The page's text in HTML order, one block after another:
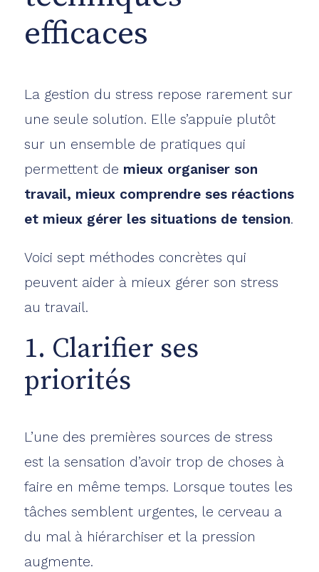
efficaces
La gestion du stress repose rarement sur
une seule solution. Elle s’appuie plutôt
sur un ensemble de pratiques qui
permettent de mieux organiser son
travail, mieux comprendre ses réactions
et mieux gérer les situations de tension.
Voici sept méthodes concrètes qui
peuvent aider à mieux gérer son stress
au travail.
1. Clarifier ses
priorités
L’une des premières sources de stress
est la sensation d’avoir trop de choses à
faire en même temps. Lorsque toutes les
tâches semblent urgentes, le cerveau a
du mal à hiérarchiser et la pression
augmente.